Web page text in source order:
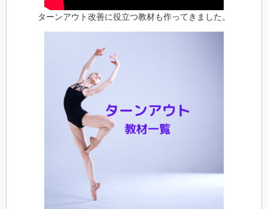
ターンアウト改善に役立つ教材も作ってきました。